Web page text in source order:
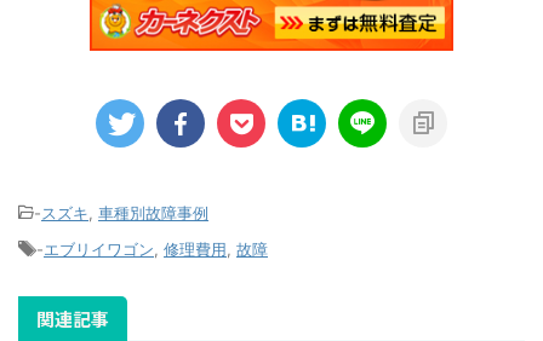
-スズキ 車種別故障事例
-エブリイワゴン 修理費用 故障
関連記事